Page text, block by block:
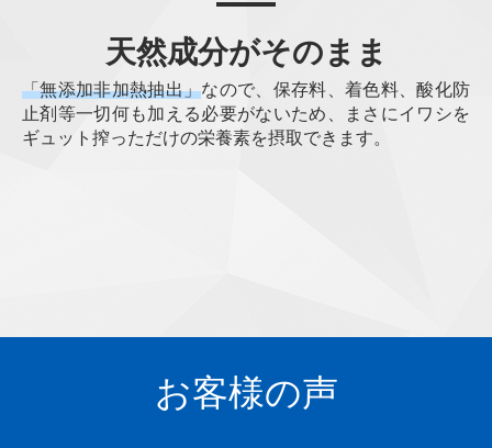
天然成分がそのまま
「無添加非加熱抽出」なので、保存料、着色料、酸化防
止剤等一切何も加える必要がないため、まさにイワシを
ギュット搾っただけの栄養素を摂取できます。
お客様の声